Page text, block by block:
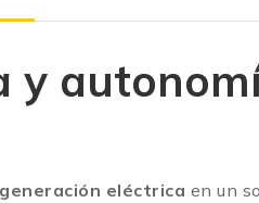
y
generación eléctrica en un